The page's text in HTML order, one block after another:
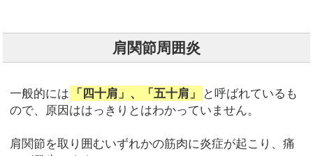
肩関節周囲炎
一般的には 「四十肩」、「五十肩」
と呼ばれているも
ので、原因ははっきりとはわかっていません。
肩関節を取り囲むいずれかの筋肉に炎症が起こり、痛